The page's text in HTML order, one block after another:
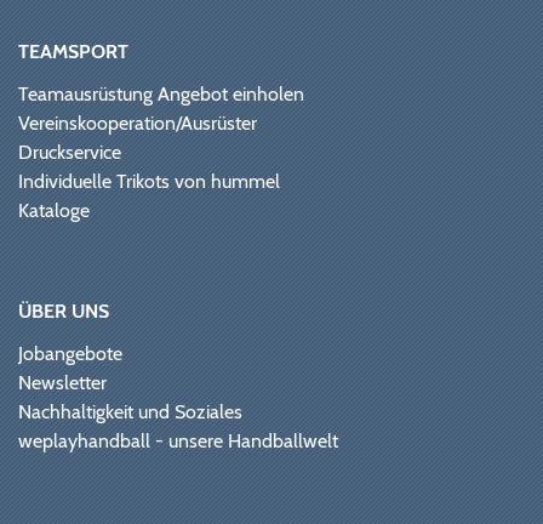
TEAMSPORT
Teamausrüstung Angebot einholen
Vereinskooperation/Ausrüster
Druckservice
Individuelle Trikots von hummel
Kataloge
ÜBER UNS
Jobangebote
Newsletter
Nachhaltigkeit und Soziales
weplayhandball - unsere Handballwelt